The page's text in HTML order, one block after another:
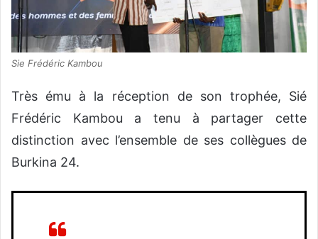
Sie Frédéric Kambou
Très ému à la réception de son trophée, Sié
Frédéric Kambou a tenu à partager cette
distinction avec l’ensemble de ses collègues de
Burkina 24.